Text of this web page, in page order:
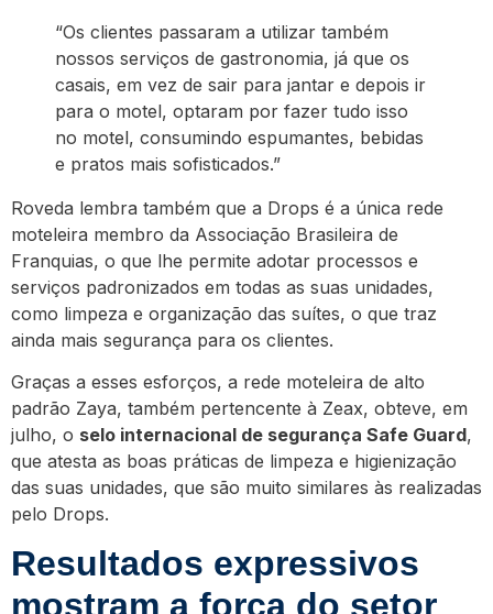
“Os clientes passaram a utilizar também
nossos serviços de gastronomia, já que os
casais, em vez de sair para jantar e depois ir
para o motel, optaram por fazer tudo isso
no motel, consumindo espumantes, bebidas
e pratos mais sofisticados.”
Roveda lembra também que a Drops é a única rede
moteleira membro da Associação Brasileira de
Franquias, o que lhe permite adotar processos e
serviços padronizados em todas as suas unidades,
como limpeza e organização das suítes, o que traz
ainda mais segurança para os clientes.
Graças a esses esforços, a rede moteleira de alto
padrão Zaya, também pertencente à Zeax, obteve, em
julho, o selo internacional de segurança Safe Guard,
que atesta as boas práticas de limpeza e higienização
das suas unidades, que são muito similares às realizadas
pelo Drops.
Resultados expressivos
mostram a força do setor